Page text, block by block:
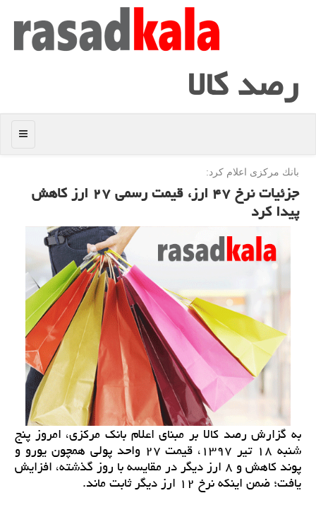
رصد كالا
منو
بانك مركزی اعلام كرد:
جزئیات نرخ ۴۷ ارز، قیمت رسمی ۲۷ ارز كاهش
پیدا كرد
به گزارش رصد كالا بر مبنای اعلام بانك مركزی، امروز پنج
شنبه ۱۸ تیر ۱۳۹۷، قیمت ۲۷ واحد پولی همچون یورو و
پوند كاهش و ۸ ارز دیگر در مقایسه با روز گذشته، افزایش
یافت؛ ضمن اینكه نرخ ۱۲ ارز دیگر ثابت ماند.